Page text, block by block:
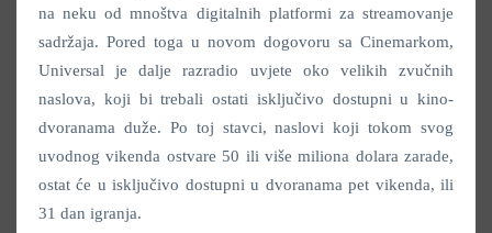
na neku od mnoštva digitalnih platformi za streamovanje
sadržaja. Pored toga u novom dogovoru sa Cinemarkom,
Universal je dalje razradio uvjete oko velikih zvučnih
naslova, koji bi trebali ostati isključivo dostupni u kino-
dvoranama duže. Po toj stavci, naslovi koji tokom svog
uvodnog vikenda ostvare 50 ili više miliona dolara zarade,
ostat će u isključivo dostupni u dvoranama pet vikenda, ili
31 dan igranja.